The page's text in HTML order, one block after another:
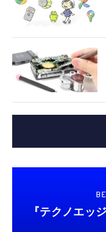
『テクノエッ